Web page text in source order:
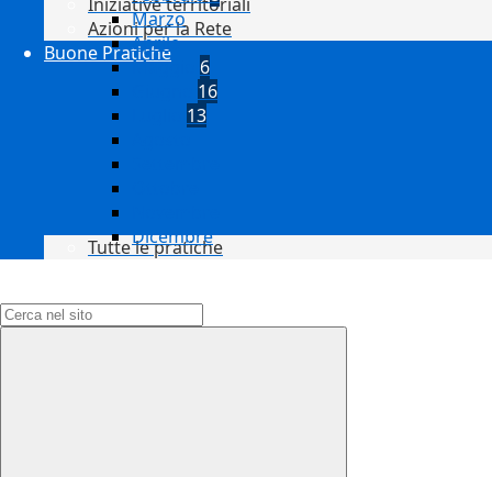
Azioni per la Rete
Buone Pratiche
Tutte le pratiche
Marzo
Aprile
Maggio 6
16
13
Dicembre